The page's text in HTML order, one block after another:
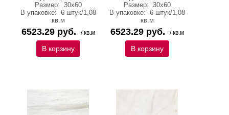
Размер: 30x60
В упаковке: 6 штук/1,08
кв.м
6523.29 руб. / кв.м
В корзину
Размер: 30x60
В упаковке: 6 штук/1,08
кв.м
6523.29 руб. / кв.м
В корзину